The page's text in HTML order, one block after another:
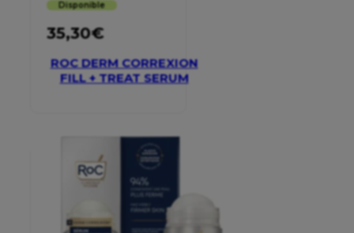
Disponible
35,30€
ROC DERM CORREXION
FILL + TREAT SERUM